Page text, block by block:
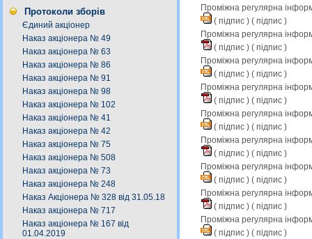
Протоколи зборів
Єдиний акціонер
Наказ акціонера № 49
Наказ акціонера № 63
Наказ акціонера № 86
Наказ акціонера № 91
Наказ акціонера № 98
Наказ акціонера № 102
Наказ акціонера № 41
Наказ акціонера № 42
Наказ акціонера № 75
Наказ акціонера № 508
Наказ акціонера № 73
Наказ акціонера № 248
Наказ Акціонера № 328 від 31.05.18
Наказ акціонера № 717
Наказ акціонера № 167 від
01.04.2019
Проміжна регулярна
( підпис ) ( підпис )
Проміжна регулярна
( підпис ) ( підпис )
Проміжна регулярна
( підпис ) ( підпис )
Проміжна регулярна
( підпис ) ( підпис )
Проміжна регулярна
( підпис ) ( підпис )
Проміжна регулярна
( підпис ) ( підпис )
Проміжна регулярна
( підпис ) ( підпис )
Проміжна регулярна
( підпис ) ( підпис )
Проміжна регулярна
( підпис ) ( підпис )